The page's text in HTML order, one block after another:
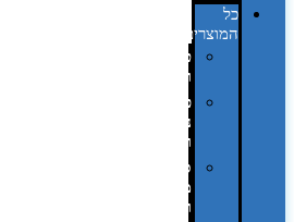
כל
המוצרים
טכנולוגיה
וגאדג'טים
פנאי,
נופש
ונסיעות
סביבת
משרד
ופרימיום